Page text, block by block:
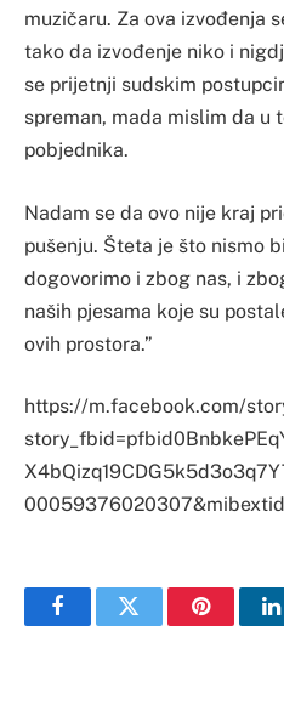
muzičaru. Za ova izvođenja
tako da izvođenje niko i
se prijetnji sudskim
spreman, mada mislim da u
pobjednika.
Nadam se da ovo nije kraj
pušenju. Šteta je što nismo
dogovorimo i zbog nas, i
naših pjesama koje su
ovih prostora.”
https://m.facebook.com/
FacebookTwitter Pinterest